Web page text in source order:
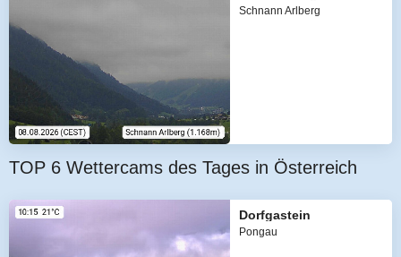
Schnann Arlberg
TOP 6 Wettercams des Tages in Österreich
Dorfgastein
Pongau